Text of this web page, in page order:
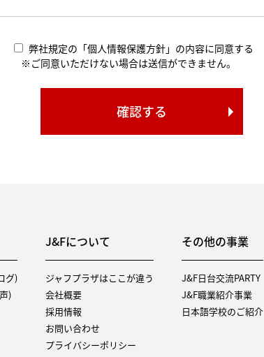
弊社規定の「個人情報保護方針」の内容に同意する
※ご同意いただけない場合は送信ができません。
グ)
)
J&Fについて
ジャフプラザはここが違う
会社概要
採用情報
お問い合わせ
プライバシーポリシー
その他の事業
J&F日台交流PARTY
J&F職業紹介事業
日本語学校のご紹介